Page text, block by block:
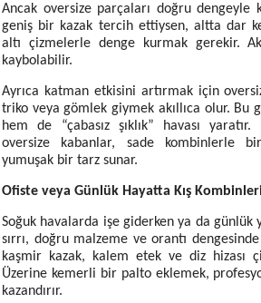
Ancak oversize parçaları doğru dengeyle
geniş bir kazak tercih ettiysen, altta dar
altı çizmelerle denge kurmak gerekir.
kaybolabilir.
Ayrıca katman etkisini artırmak için
triko veya gömlek giymek akıllıca olur. Bu
hem de “çabasız şıklık” havası
oversize kabanlar, sade kombinlerle
yumuşak bir tarz sunar.
Ofiste veya Günlük Hayatta Kış
Soğuk havalarda işe giderken ya da günlük
sırrı, doğru malzeme ve orantı
kaşmir kazak, kalem etek ve diz hizası
Üzerine kemerli bir palto eklemek,
kazandırır.